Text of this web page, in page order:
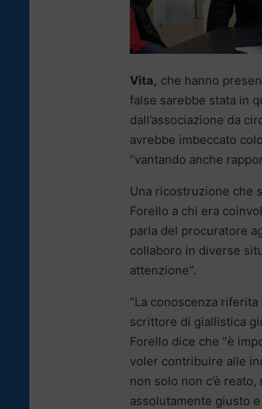
Vita, che hanno
false sarebbe stata in
dall’associazione da
avrebbe imbeccato
“vantando anche
Una ricostruzione che
Forello a chi era
parla del procuratore
collaboro in diverse
attenzione”.
“La conoscenza
scrittore di giallistica
Forello dice che “è
voler contribuire alle
non solo non c’è
assolutamente giusto